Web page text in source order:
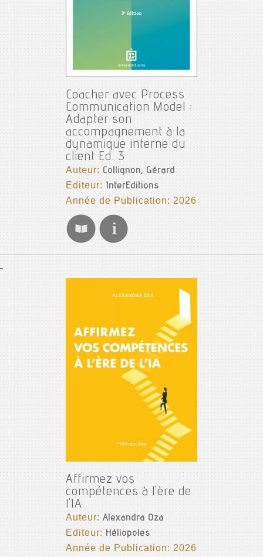
Coacher avec Process
Communication Model :
Adapter son
accompagnement à la
dynamique interne du
client Ed. 3
Auteur:Collignon, Gérard
Editeur: InterEditions
Année de Publication: 2026
Affirmez vos
compétences à l'ère de
l'IA
Auteur:Alexandra Oza
Editeur: Héliopoles
Année de Publication: 2026